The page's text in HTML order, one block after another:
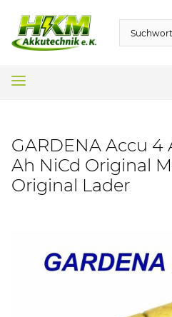
GARDENA Accu 4
Ah NiCd Original
Original Lader